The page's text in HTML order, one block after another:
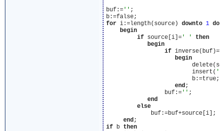
buf:='' ;
for i:=length(source) downto 1 do
begin
if source[i]=' '
then
begin
if
begin
                         insert(
                         b:=true;
end;
                 buf:=
'' ;
end
else
             buf:=buf+source[i];
end
if b then